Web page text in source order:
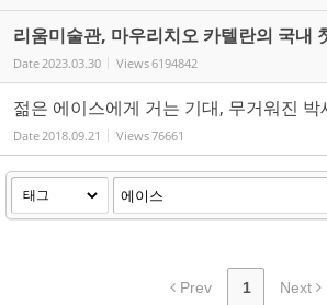
리움미술관, 마우리치오 카텔란의 국내
Date2023.03.30 Views6194842
젊은 에이스에게 거는 기대, 무거워진 박
Date2018.09.21 Views76661
Prev 1 Next